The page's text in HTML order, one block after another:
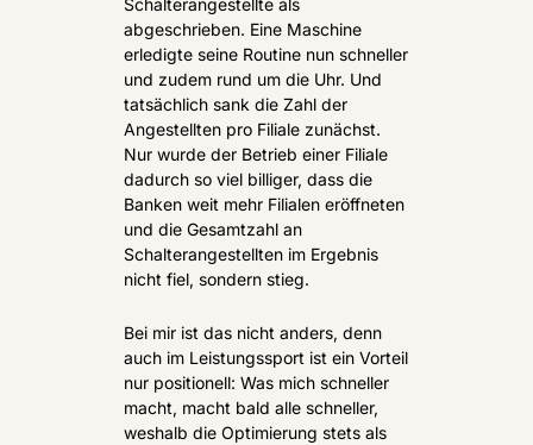
Schalterangestellte als
abgeschrieben. Eine Maschine
erledigte seine Routine nun schneller
und zudem rund um die Uhr. Und
tatsächlich sank die Zahl der
Angestellten pro Filiale zunächst.
Nur wurde der Betrieb einer Filiale
dadurch so viel billiger, dass die
Banken weit mehr Filialen eröffneten
und die Gesamtzahl an
Schalterangestellten im Ergebnis
nicht fiel, sondern stieg.
Bei mir ist das nicht anders, denn
auch im Leistungssport ist ein Vorteil
nur positionell: Was mich schneller
macht, macht bald alle schneller,
weshalb die Optimierung stets als